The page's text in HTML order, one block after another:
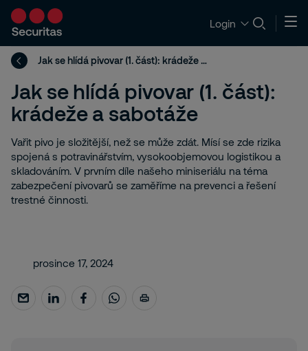
Login
Jak se hlídá pivovar (1. část): krádeže a sabotáže
Jak se hlídá pivovar (1. část):
krádeže a sabotáže
Vařit pivo je složitější, než se může zdát. Mísí se zde rizika
spojená s potravinářstvím, vysokoobjemovou logistikou a
skladováním. V prvním díle našeho miniseriálu na téma
zabezpečení pivovarů se zaměříme na prevenci a řešení
trestné činnosti.
prosince 17, 2024